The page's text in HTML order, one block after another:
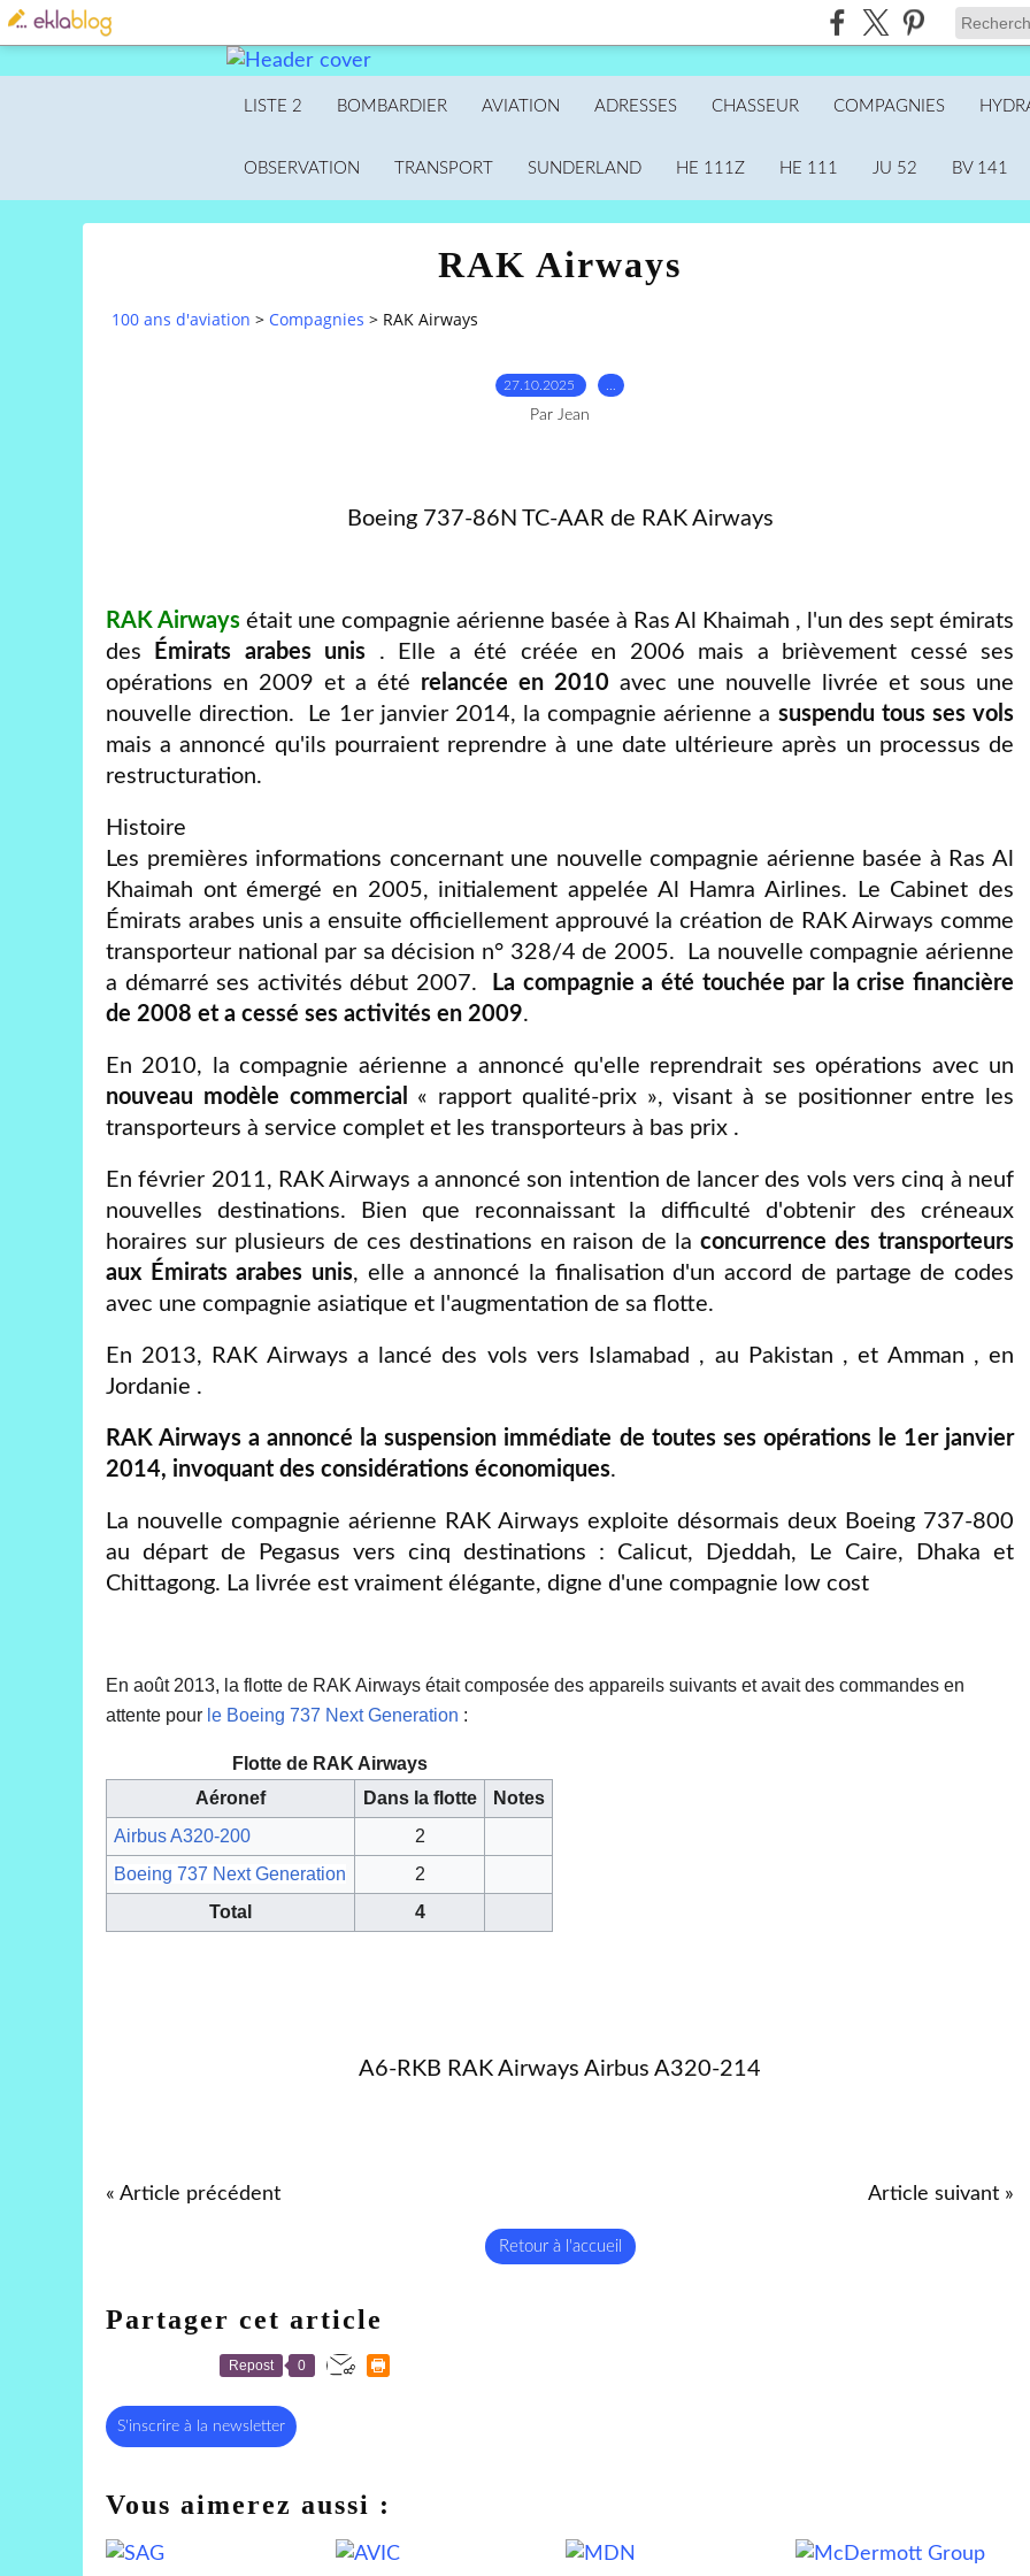
LISTE 2 BOMBARDIER AVIATION ADRESSES CHASSEUR COMPAGNIES
OBSERVATION TRANSPORT SUNDERLAND HE 111Z HE 111 JU 52 BV 141
RAK Airways
100 ans d'aviation > Compagnies > RAK Airways
27.10.2025
Par Jean
Boeing 737-86N TC-AAR de RAK Airways
RAK Airways était une compagnie aérienne basée à Ras Al Khaimah , l'un des sept émirats
des
Émirats arabes unis . Elle a été créée en 2006 mais a brièvement cessé ses
opérations en 2009 et a été relancée en 2010 avec une nouvelle livrée et sous une
nouvelle direction. Le 1er janvier 2014, la compagnie aérienne a suspendu tous ses vols
mais a annoncé qu'ils pourraient reprendre à une date ultérieure après un processus de
restructuration.
Histoire
Les premières informations concernant une nouvelle compagnie aérienne basée à Ras Al
Khaimah ont émergé en 2005, initialement appelée Al Hamra Airlines. Le Cabinet des
Émirats arabes unis a ensuite officiellement approuvé la création de RAK Airways comme
transporteur national par sa décision n° 328/4 de 2005. La nouvelle compagnie aérienne
a démarré ses activités début 2007.
La compagnie a été touchée par la crise financière
de 2008 et a cessé ses activités en 2009.
En 2010, la compagnie aérienne a annoncé qu'elle reprendrait ses opérations avec un
nouveau modèle commercial
« rapport qualité-prix », visant à se positionner entre les
transporteurs à service complet et les transporteurs à bas prix .
En février 2011, RAK Airways a annoncé son intention de lancer des vols vers cinq à neuf
nouvelles destinations. Bien que reconnaissant la difficulté d'obtenir des créneaux
horaires sur plusieurs de ces destinations en raison de laconcurrence des transporteurs
aux Émirats arabes unis, elle a annoncé la finalisation d'un accord de partage de codes
avec une compagnie asiatique et l'augmentation de sa flotte.
En 2013, RAK Airways a lancé des vols vers Islamabad , au Pakistan , et Amman , en
Jordanie .
RAK Airways a annoncé la suspension immédiate de toutes ses opérations le 1er janvier
2014, invoquant des considérations économiques.
La nouvelle compagnie aérienne RAK Airways exploite désormais deux Boeing 737-800
au départ de Pegasus vers cinq destinations : Calicut, Djeddah, Le Caire, Dhaka et
Chittagong. La livrée est vraiment élégante, digne d'une compagnie low cost
En août 2013, la flotte de RAK Airways était composée des appareils suivants et avait des commandes en
attente pour le Boeing 737 Next Generation :
Flotte de RAK Airways
Aéronef
Dans la flotte
Notes
Airbus A320-200
2
Boeing 737 Next Generation
2
Total
4
A6-RKB RAK Airways Airbus A320-214
« Article précédent Article suivant »
Retour à l'accueil
Partager cet article
Repost 0
S'inscrire à la newsletter
Vous aimerez aussi :